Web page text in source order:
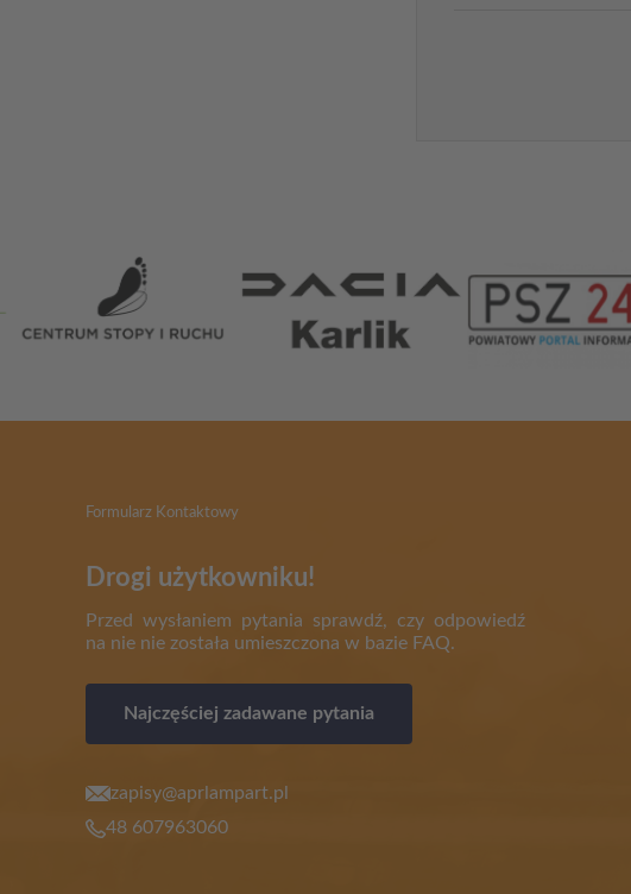
Formularz Kontaktowy
Drogi użytkowniku!
Przed wysłaniem pytania sprawdź, czy odpowiedź
na nie nie została umieszczona w bazie FAQ.
Najczęściej zadawane pytania
zapisy@aprlampart.pl
48 607963060